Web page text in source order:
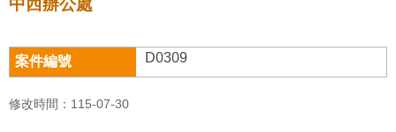
中西辦公處
D0309
修改時間：115-07-30